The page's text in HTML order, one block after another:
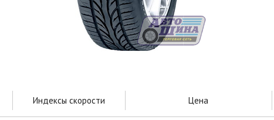
Индексы скорости Цена